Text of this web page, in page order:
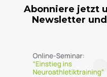
Abonniere jetzt
Newsletter